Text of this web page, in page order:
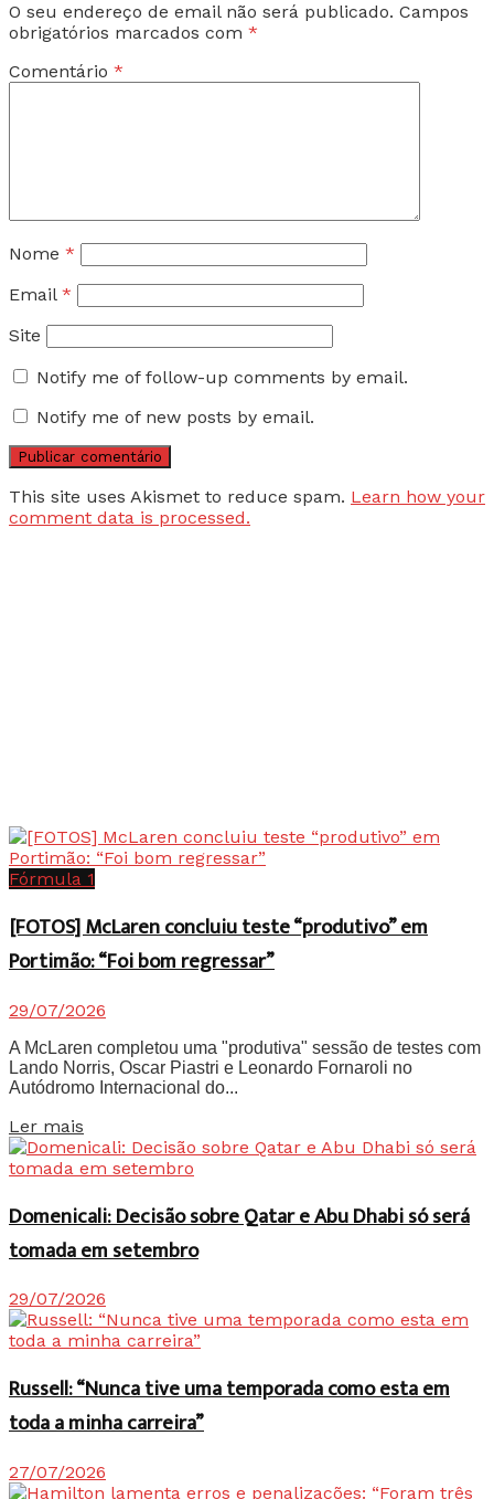
O seu endereço de email não será publicado. Campos
obrigatórios marcados com *
Comentário *
Nome *
Email *
Site
Notify me of follow-up comments by email.
Notify me of new posts by email.
This site uses Akismet to reduce spam. Learn how your
comment data is processed.
Fórmula 1
[FOTOS] McLaren concluiu teste “produtivo” em
Portimão: “Foi bom regressar”
29/07/2026
A McLaren completou uma "produtiva" sessão de testes com
Lando Norris, Oscar Piastri e Leonardo Fornaroli no
Autódromo Internacional do...
Ler mais
Domenicali: Decisão sobre Qatar e Abu Dhabi só será
tomada em setembro
29/07/2026
Russell: “Nunca tive uma temporada como esta em
toda a minha carreira”
27/07/2026